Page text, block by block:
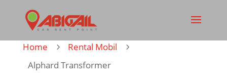
Home 5 Rental Mobil 5
Alphard Transformer